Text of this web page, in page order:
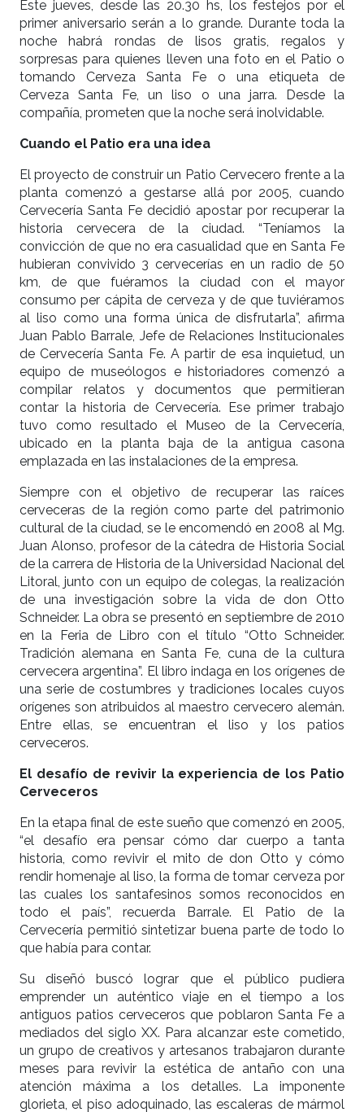
Este jueves, desde las 20.30 hs, los festejos por el
primer aniversario serán a lo grande. Durante toda la
noche habrá rondas de lisos gratis, regalos y
sorpresas para quienes lleven una foto en el Patio o
tomando Cerveza Santa Fe o una etiqueta de
Cerveza Santa Fe, un liso o una jarra. Desde la
compañía, prometen que la noche será inolvidable.
Cuando el Patio era una idea
El proyecto de construir un Patio Cervecero frente a la
planta comenzó a gestarse allá por 2005, cuando
Cervecería Santa Fe decidió apostar por recuperar la
historia cervecera de la ciudad. “Teníamos la
convicción de que no era casualidad que en Santa Fe
hubieran convivido 3 cervecerías en un radio de 50
km, de que fuéramos la ciudad con el mayor
consumo per cápita de cerveza y de que tuviéramos
al liso como una forma única de disfrutarla”, afirma
Juan Pablo Barrale, Jefe de Relaciones Institucionales
de Cervecería Santa Fe. A partir de esa inquietud, un
equipo de museólogos e historiadores comenzó a
compilar relatos y documentos que permitieran
contar la historia de Cervecería. Ese primer trabajo
tuvo como resultado el Museo de la Cervecería,
ubicado en la planta baja de la antigua casona
emplazada en las instalaciones de la empresa.
Siempre con el objetivo de recuperar las raíces
cerveceras de la región como parte del patrimonio
cultural de la ciudad, se le encomendó en 2008 al Mg.
Juan Alonso, profesor de la cátedra de Historia Social
de la carrera de Historia de la Universidad Nacional del
Litoral, junto con un equipo de colegas, la realización
de una investigación sobre la vida de don Otto
Schneider. La obra se presentó en septiembre de 2010
en la Feria de Libro con el título “Otto Schneider.
Tradición alemana en Santa Fe, cuna de la cultura
cervecera argentina”. El libro indaga en los orígenes de
una serie de costumbres y tradiciones locales cuyos
orígenes son atribuidos al maestro cervecero alemán.
Entre ellas, se encuentran el liso y los patios
cerveceros.
El desafío de revivir la experiencia de los Patio
Cerveceros
En la etapa final de este sueño que comenzó en 2005,
“el desafío era pensar cómo dar cuerpo a tanta
historia, como revivir el mito de don Otto y cómo
rendir homenaje al liso, la forma de tomar cerveza por
las cuales los santafesinos somos reconocidos en
todo el país”, recuerda Barrale. El Patio de la
Cervecería permitió sintetizar buena parte de todo lo
que había para contar.
Su diseñó buscó lograr que el público pudiera
emprender un auténtico viaje en el tiempo a los
antiguos patios cerveceros que poblaron Santa Fe a
mediados del siglo XX. Para alcanzar este cometido,
un grupo de creativos y artesanos trabajaron durante
meses para revivir la estética de antaño con una
atención máxima a los detalles. La imponente
glorieta, el piso adoquinado, las escaleras de mármol